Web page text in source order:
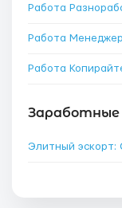
Работа
Работа
Работа
Элитный эскорт: